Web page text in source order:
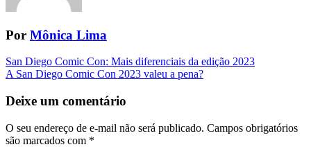
Por Mônica Lima
Navegação
da
Postagem
San Diego Comic Con: Mais diferenciais da edição 2023
A San Diego Comic Con 2023 valeu a pena?
Deixe um comentário
O seu endereço de e-mail não será publicado. Campos obrigatórios
são marcados com *